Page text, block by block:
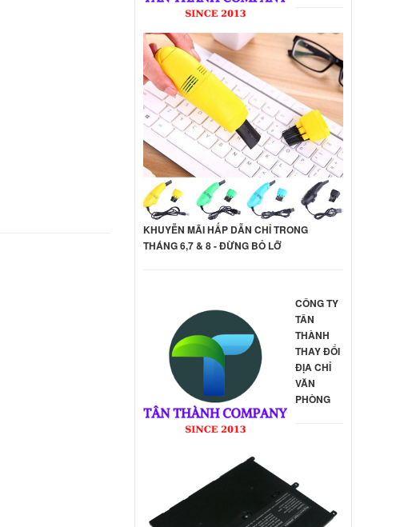
KHUYỄN MÃI HẤP DẪN CHỈ TRONG
THÁNG 6,7 & 8 - ĐỪNG BỎ LỠ
CÔNG TY
TÂN
THÀNH
THAY ĐỔI
ĐỊA CHỈ
VĂN
PHÒNG